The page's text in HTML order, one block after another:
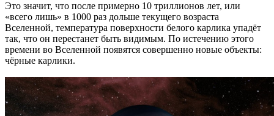
Это значит, что после примерно 10 триллионов лет, или
«всего лишь» в 1000 раз дольше текущего возраста
Вселенной, температура поверхности белого карлика упадёт
так, что он перестанет быть видимым. По истечению этого
времени во Вселенной появятся совершенно новые объекты:
чёрные карлики.